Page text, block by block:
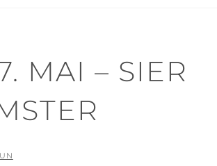
MAI – SIER